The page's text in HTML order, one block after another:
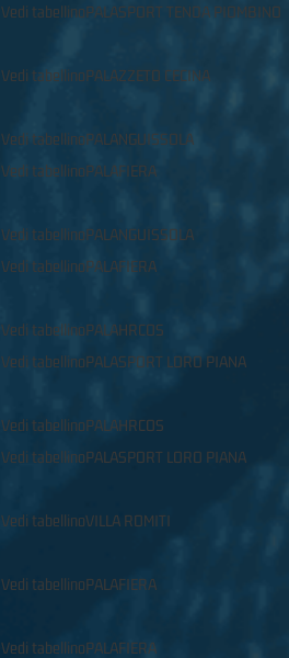
Vedi tabellinoPALASPORT TENDA PIOMBINO
Vedi tabellinoPALAZZETO CECINA
Vedi tabellinoPALANGUISSOLA
Vedi tabellinoPALAFIERA
Vedi tabellinoPALANGUISSOLA
Vedi tabellinoPALAFIERA
Vedi tabellinoPALAHRCOS
Vedi tabellinoPALASPORT LORO PIANA
Vedi tabellinoPALAHRCOS
Vedi tabellinoPALASPORT LORO PIANA
Vedi tabellinoVILLA ROMITI
Vedi tabellinoPALAFIERA
Vedi tabellinoPALAFIERA